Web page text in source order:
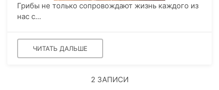
Грибы не только сопровождают жизнь каждого из
нас с...
ЧИТАТЬ ДАЛЬШЕ
2 ЗАПИСИ